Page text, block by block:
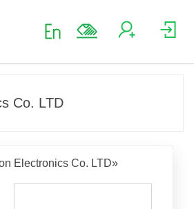
Co. LTD
Electronics Co. LTD»